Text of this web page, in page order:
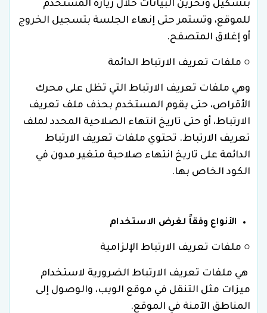
بتشكيل وتخزين البيانات خلال زيارة المستخدم
للموقع، وتستمر حتى إنهاء الجلسة بتسجيل الخروج
أو إغلاق المتصفح.
○ ملفات تعريف الارتباط الدائمة
وهي ملفات تعريف الارتباط التي تظل على محرك
الأقراص، حتى يقوم المستخدم بحذف ملف تعريف
الارتباط، أو حتى تاريخ انتهاء الصلاحية المحدد لملف
تعريف الارتباط. تحتوي ملفات تعريف الارتباط
الدائمة على تاريخ انتهاء صلاحية متغير مدون في
الكود الخاص بها.
الأنواع وفقاً لغرض الاستخدام
○ ملفات تعريف الارتباط الإلزامية
هي ملفات تعريف الارتباط الضرورية لاستخدام
ميزات مثل التنقل في موقع الويب، والوصول إلى
المناطق الآمنة في الموقع.